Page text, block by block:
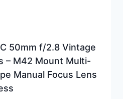
50mm f/2.8 Vintage
– M42 Mount Multi-
Manual Focus Lens